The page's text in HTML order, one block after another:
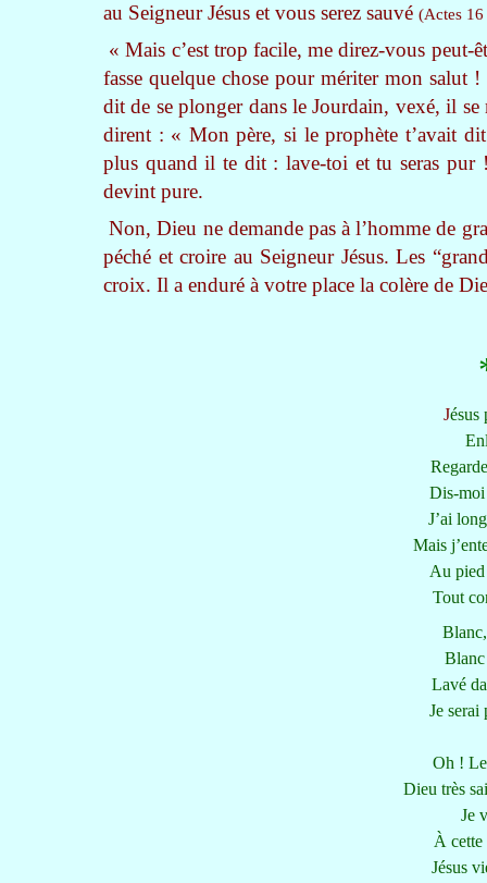
au Seigneur Jésus et vous serez sauvé (Actes
« Mais c’est trop facile, me direz-vous
fasse quelque chose pour mériter mon salut
dit de se plonger dans le Jourdain, vexé, il
dirent : « Mon père, si le prophète t’avait
plus quand il te dit : lave-toi et tu seras pur
devint pure.
Non, Dieu ne demande pas à l’homme de
péché et croire au Seigneur Jésus. Les
croix. Il a enduré à votre place la colère de
Jésus
Dis-moi
J’ai
Mais
Au
Tout
Blanc
Lavé
Je serai
Oh !
Dieu très
Je
À
Jésus